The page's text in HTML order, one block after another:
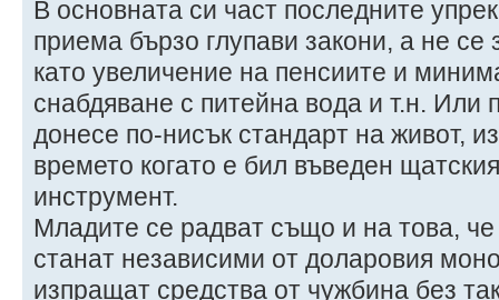
В основната си част последните
приема бързо глупави закони, а не
като увеличение на пенсиите и
снабдяване с питейна вода и т.н. Или
донесе по-нисък стандарт на живот,
времето когато е бил въведен
инструмент.
Младите се радват също и на това,
станат независими от доларовия
изпращат средства от чужбина без